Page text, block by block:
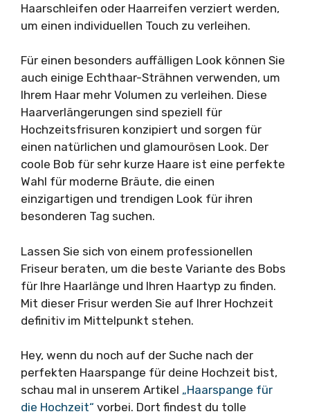
Haarschleifen oder Haarreifen verziert werden,
um einen individuellen Touch zu verleihen.
Für einen besonders auffälligen Look können Sie
auch einige Echthaar-Strähnen verwenden, um
Ihrem Haar mehr Volumen zu verleihen. Diese
Haarverlängerungen sind speziell für
Hochzeitsfrisuren konzipiert und sorgen für
einen natürlichen und glamourösen Look. Der
coole Bob für sehr kurze Haare ist eine perfekte
Wahl für moderne Bräute, die einen
einzigartigen und trendigen Look für ihren
besonderen Tag suchen.
Lassen Sie sich von einem professionellen
Friseur beraten, um die beste Variante des Bobs
für Ihre Haarlänge und Ihren Haartyp zu finden.
Mit dieser Frisur werden Sie auf Ihrer Hochzeit
definitiv im Mittelpunkt stehen.
Hey, wenn du noch auf der Suche nach der
perfekten Haarspange für deine Hochzeit bist,
schau mal in unserem Artikel „Haarspange für
die Hochzeit“ vorbei. Dort findest du tolle